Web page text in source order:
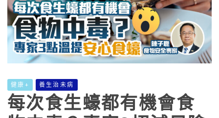
健康+ 養生治未病
每次食生蠔都有機會食